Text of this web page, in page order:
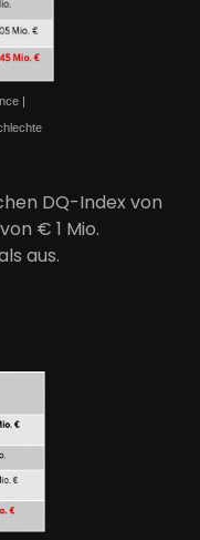
|
DQ-Index von
€ 1 Mio.
aus.